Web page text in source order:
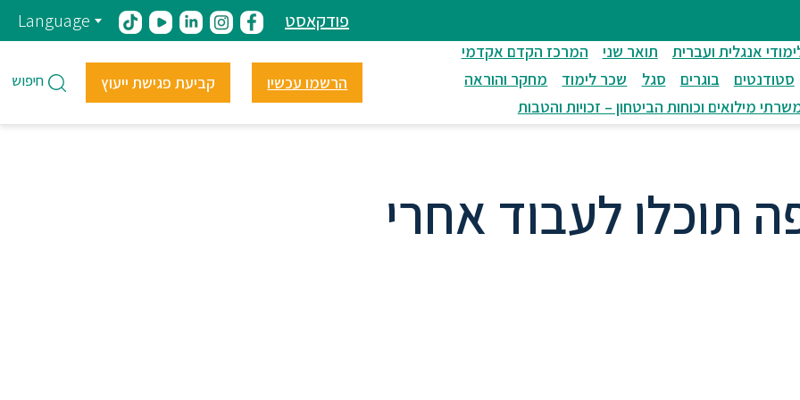
פודקאסט Language
אנגלית ועברית תואר שני
המרכז הקדם אקדמי
סטודנטים בוגרים סגל שכר לימוד
מחקר והוראה
מילואים וכוחות הביטחון – זכויות והטבות
הרשמו עכשיו קביעת פגישת ייעוץ חיפוש
תוכלו לעבוד אחרי